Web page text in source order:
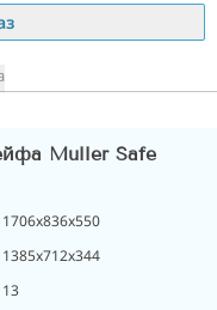
Muller Safe
1706х836х550
1385х712х344
13